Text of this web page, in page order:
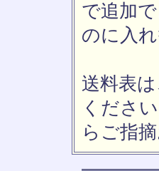
で追加
のに入れ
送料表
くださ
らご指